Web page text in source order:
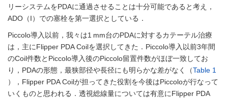
リーシステムをPDAに通過させることは十分可能であると考え，
ADO（I）での塞栓を第一選択としている．
Piccolo導入以前，我々は1 mm台のPDAに対するカテーテル治療
は，主にFlipper PDA Coilを選択してきた．Piccolo導入以前3年間
のCoil件数とPiccolo導入後のPiccolo留置件数がほぼ一致してお
り，PDAの形態，最狭部径や長径にも明らかな差がなく（Table 1
），Flipper PDA Coilが担ってきた役割を今後はPiccoloが行なって
いくものと思われる．透視総線量については有意にFlipper PDA